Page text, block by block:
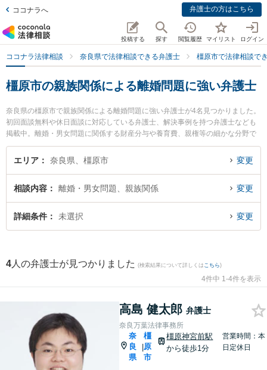
ココナラへ 弁護士の方はこちら
投稿する 探す 閲覧履歴 マイリスト ログイン
ココナラ法律相談 奈良県で法律相談できる弁護士 橿原市で法律相談で
橿原市の親族関係による離婚問題に強い弁護士
奈良県の橿原市で親族関係による離婚問題に強い弁護士が4名見つかりました。
初回面談無料や休日面談に対応している弁護士、解決事例を持つ弁護士なども
掲載中。離婚・男女問題に関係する財産分与や養育費、親権等の細かな分野で
の絞り込み検索もでき便利です。特に奈良万葉法律事務所の高島 健太郎弁護士
や奈良あさひ法律事務所の島田 裕次弁護士、奈良万葉法律事務所の大谷 理史弁
士に相談したい』『親族関係による離婚問題のトラブル解決の実績豊富な近く
の弁護士を検索したい』『初回相談無料で親族関係による離婚問題を法律相談
できる橿原市内の弁護士に相談予約したい』などでお困りの相談者さんにおす
エリア 奈良県、橿原市 変更
相談内容 離婚・男女問題、親族関係 変更
詳細条件 未選択 変更
4 人の弁護士が見つかりました (検索結果について詳しくは こちら)
4件中 1-4件を表示
高島 健太郎 弁護士
奈良万葉法律事務所
奈
良
県
|
橿
原
市
橿原神宮前駅
から徒歩1分
営業時間：本
日定休日